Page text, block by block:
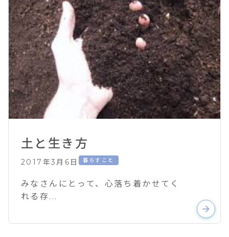
土と生き方
2017年3月6日 暮らすこと
みなさんにとって、心落ち着かせてく
れる存...
arrow_forward